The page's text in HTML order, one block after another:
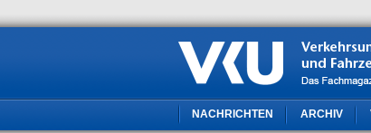
NACHRICHTEN ARCHIV